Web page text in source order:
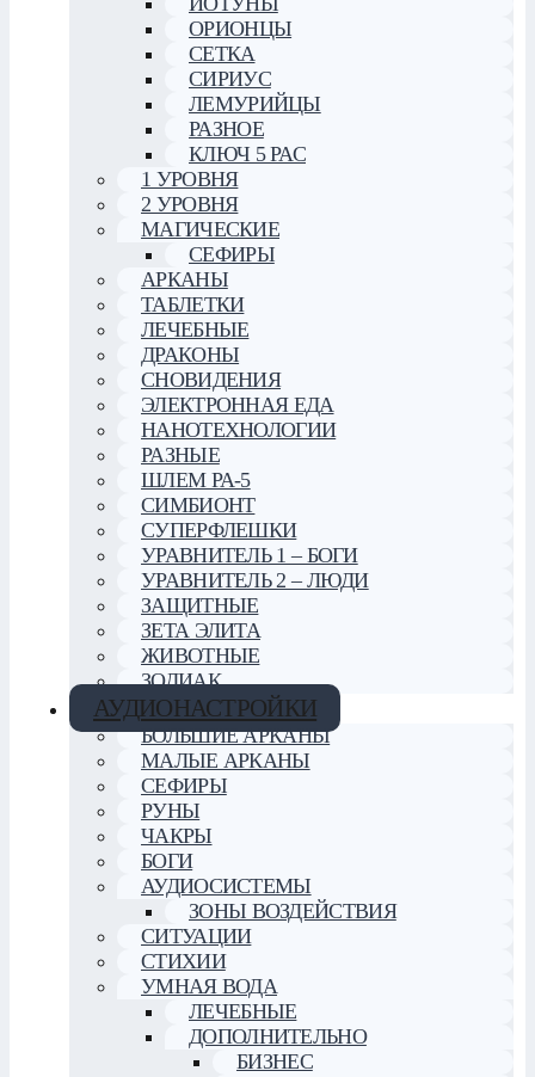
ОРИОНЦЫ
СЕТКА
СИРИУС
ЛЕМУРИЙЦЫ
РАЗНОЕ
КЛЮЧ 5 РАС
1 УРОВНЯ
2 УРОВНЯ
МАГИЧЕСКИЕ
СЕФИРЫ
АРКАНЫ
ТАБЛЕТКИ
ЛЕЧЕБНЫЕ
ДРАКОНЫ
СНОВИДЕНИЯ
ЭЛЕКТРОННАЯ ЕДА
НАНОТЕХНОЛОГИИ
РАЗНЫЕ
ШЛЕМ РА-5
СИМБИОНТ
СУПЕРФЛЕШКИ
УРАВНИТЕЛЬ 1 – БОГИ
УРАВНИТЕЛЬ 2 – ЛЮДИ
ЗАЩИТНЫЕ
ЗЕТА ЭЛИТА
ЖИВОТНЫЕ
ЗОДИАК
АУДИОНАСТРОЙКИ
БОЛЬШИЕ АРКАНЫ
МАЛЫЕ АРКАНЫ
СЕФИРЫ
РУНЫ
ЧАКРЫ
БОГИ
АУДИОСИСТЕМЫ
ЗОНЫ ВОЗДЕЙСТВИЯ
СИТУАЦИИ
СТИХИИ
УМНАЯ ВОДА
ЛЕЧЕБНЫЕ
ДОПОЛНИТЕЛЬНО
БИЗНЕС